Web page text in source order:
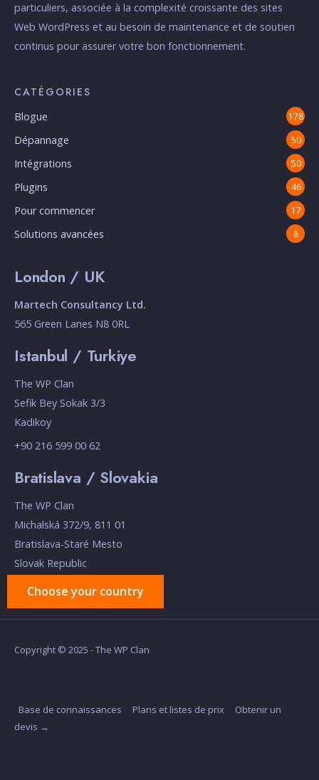
particuliers, associée à la complexité croissante des sites
Web WordPress et au besoin de maintenance et de soutien
continus pour assurer votre bon fonctionnement.
CATÉGORIES
Blogue 178
Dépannage 50
Intégrations 50
Plugins 46
Pour commencer 17
Solutions avancées 8
London / UK
Martech Consultancy Ltd.
565 Green Lanes N8 0RL
Istanbul / Turkiye
The WP Clan
Sefik Bey Sokak 3/3
Kadikoy
+90 216 599 00 62
Bratislava / Slovakia
The WP Clan
Michalská 372/9, 811 01
Bratislava-Staré Mesto
Slovak Republic
Choose your country
Copyright © 2025 - The WP Clan
Base de connaissances Plans et listes de prix
Obtenir un
devis →